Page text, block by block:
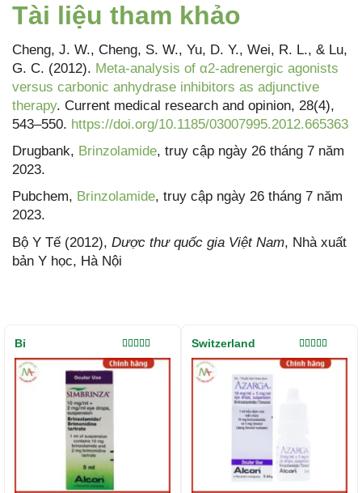
Tài liệu tham khảo
Cheng, J. W., Cheng, S. W., Yu, D. Y., Wei, R. L., & Lu,
G. C. (2012). Meta-analysis of α2-adrenergic agonists
versus carbonic anhydrase inhibitors as adjunctive
therapy. Current medical research and opinion, 28(4),
543–550. https://doi.org/10.1185/03007995.2012.665363
Drugbank, Brinzolamide, truy cập ngày 26 tháng 7 năm
2023.
Pubchem, Brinzolamide, truy cập ngày 26 tháng 7 năm
2023.
Bộ Y Tế (2012), Dược thư quốc gia Việt Nam, Nhà xuất
bản Y học, Hà Nội
Được xếp
hạng5.00
Bỉ
Được xếp
hạng5.00
Switzerland